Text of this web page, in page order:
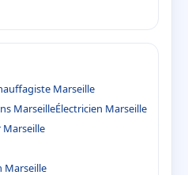
Marseille
MarseilleÉlectricien Marseille
Marseille
Marseille